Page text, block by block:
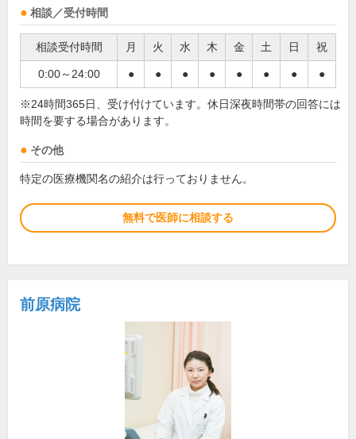
相談／受付時間
相談受付時間 月 火 水 木 金 土 日 祝
0:00～24:00 ● ● ● ● ● ● ● ●
※24時間365日、受け付けています。休日深夜時間帯の回答には
時間を要する場合があります。
その他
特定の医療機関名の紹介は行っておりません。
無料で医師に相談する
前原病院